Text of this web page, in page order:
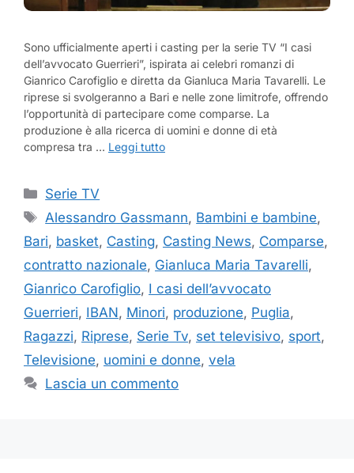
Sono ufficialmente aperti i casting per la serie TV “I casi
dell’avvocato Guerrieri”, ispirata ai celebri romanzi di
Gianrico Carofiglio e diretta da Gianluca Maria Tavarelli. Le
riprese si svolgeranno a Bari e nelle zone limitrofe, offrendo
l’opportunità di partecipare come comparse. La
produzione è alla ricerca di uomini e donne di età
compresa tra … Leggi tutto
Categorie
Serie TV
Tag
Alessandro Gassmann, Bambini e bambine,
Bari, basket, Casting, Casting News, Comparse,
contratto nazionale, Gianluca Maria Tavarelli,
Gianrico Carofiglio, I casi dell’avvocato
Guerrieri, IBAN, Minori, produzione, Puglia,
Ragazzi, Riprese, Serie Tv, set televisivo, sport,
Televisione, uomini e donne, vela
Lascia un commento